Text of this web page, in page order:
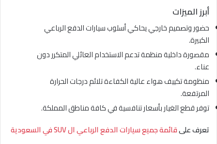
أبرز الميزات
حضور وتصميم خارجي يحاكي أسلوب سيارات الدفع الرباعي
الكبيرة.
مقصورة داخلية منظمة تدعم الاستخدام العائلي المتكرر دون
عناء.
منظومة تكييف هواء عالية الكفاءة تلائم درجات الحرارة
المرتفعة.
توفر قطع الغيار بأسعار تنافسية في كافة مناطق المملكة.
تعرف علىقائمة جميع سيارات الدفع الرباعي ال SUV في السعودية